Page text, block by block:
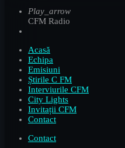
Play_arrow
CFM Radio
Acasă
Echipa
Emisiuni
Știrile C FM
Interviurile CFM
City Lights
Invitații CFM
Contact
Contact